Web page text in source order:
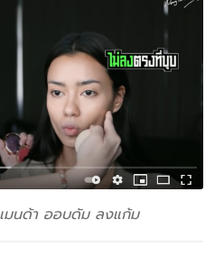
มนด้า ออบดัม ลงแก้ม